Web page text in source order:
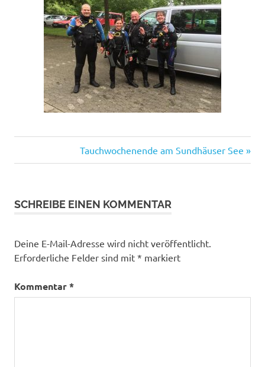
OWD
Beitragsnavigation
Nächster
Beitrag:
Tauchwochenende am Sundhäuser See
SCHREIBE EINEN KOMMENTAR
Deine E-Mail-Adresse wird nicht veröffentlicht.
Erforderliche Felder sind mit * markiert
Kommentar*